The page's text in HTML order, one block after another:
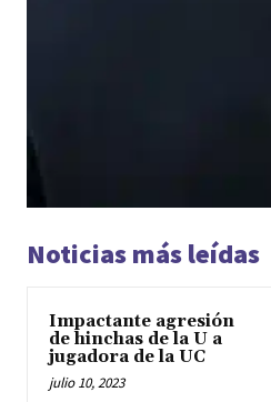
Noticias más leídas
Impactante agresión
de hinchas de la U a
jugadora de la UC
julio 10, 2023